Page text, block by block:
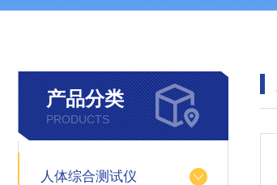
产品分类
PRODUCTS
人体综合测试仪